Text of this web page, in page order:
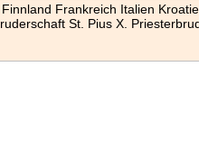
Finnland Frankreich Italien
St. Pius X.